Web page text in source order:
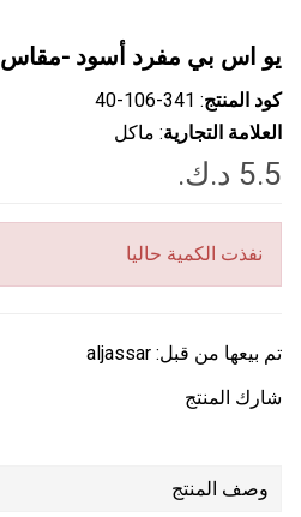
يو اس بي مفرد أسود -مقاس 3*3
كود المنتج: ‎40-106-341
العلامة التجارية: ماكل
نفذت الكمية حاليا
تم بيعها من قبل: aljassar
شارك المنتج
وصف المنتج